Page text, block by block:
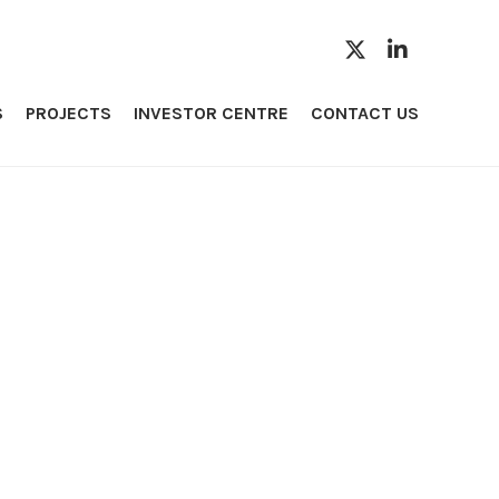
PROJECTS INVESTOR CENTRE CONTACT US